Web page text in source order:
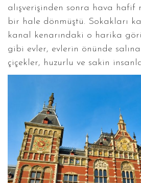
alışverişinden sonra hava hafif
bir hale dönmüştü. Sokakları
kanal kenarındaki o harika
gibi evler, evlerin önünde
çiçekler, huzurlu ve sakin